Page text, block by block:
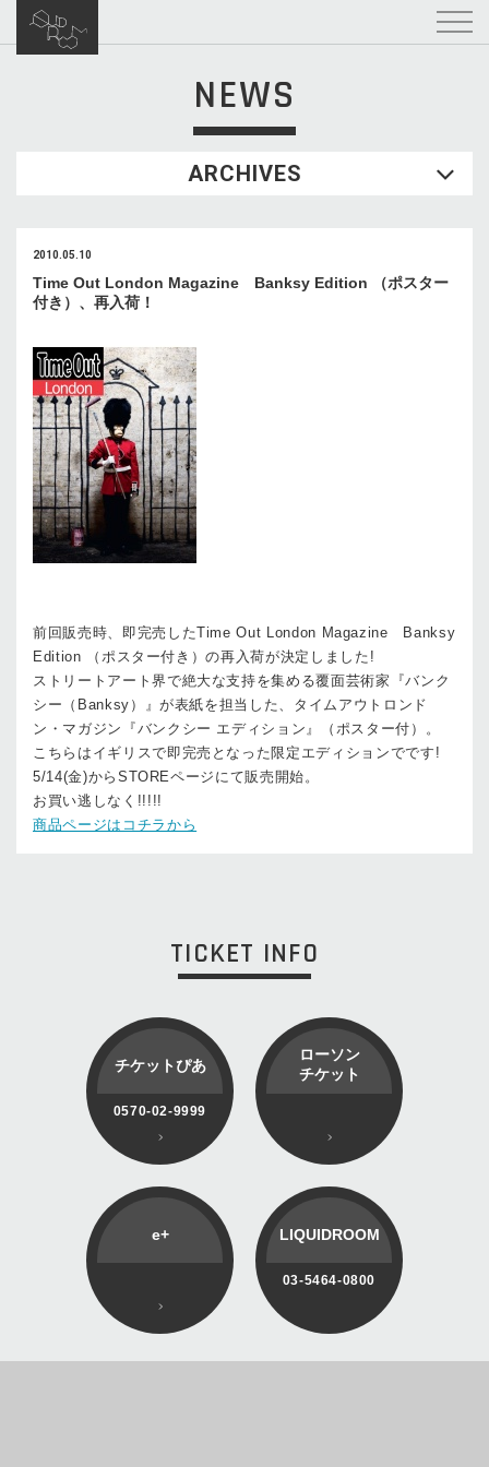
NEWS
ARCHIVES
2010.05.10
Time Out London Magazine Banksy Edition （ポスター
付き）、再入荷！
前回販売時、即完売したTime Out London Magazine Banksy
Edition （ポスター付き）の再入荷が決定しました!
ストリートアート界で絶大な支持を集める覆面芸術家『バンク
シー（Banksy）』が表紙を担当した、タイムアウトロンド
ン・マガジン『バンクシー エディション』（ポスター付）。
こちらはイギリスで即完売となった限定エディションでです!
5/14(金)からSTOREページにて販売開始。
お買い逃しなく!!!!!
商品ページはコチラから
TICKET INFO
チケットぴあ
0570-02-9999
ローソン
チケット
e+ LIQUIDROOM
03-5464-0800